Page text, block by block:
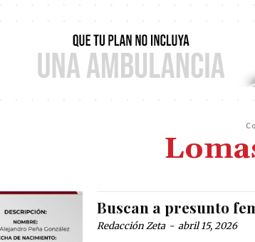
Buscan a presunto
Redacción Zeta - abril 15, 2026